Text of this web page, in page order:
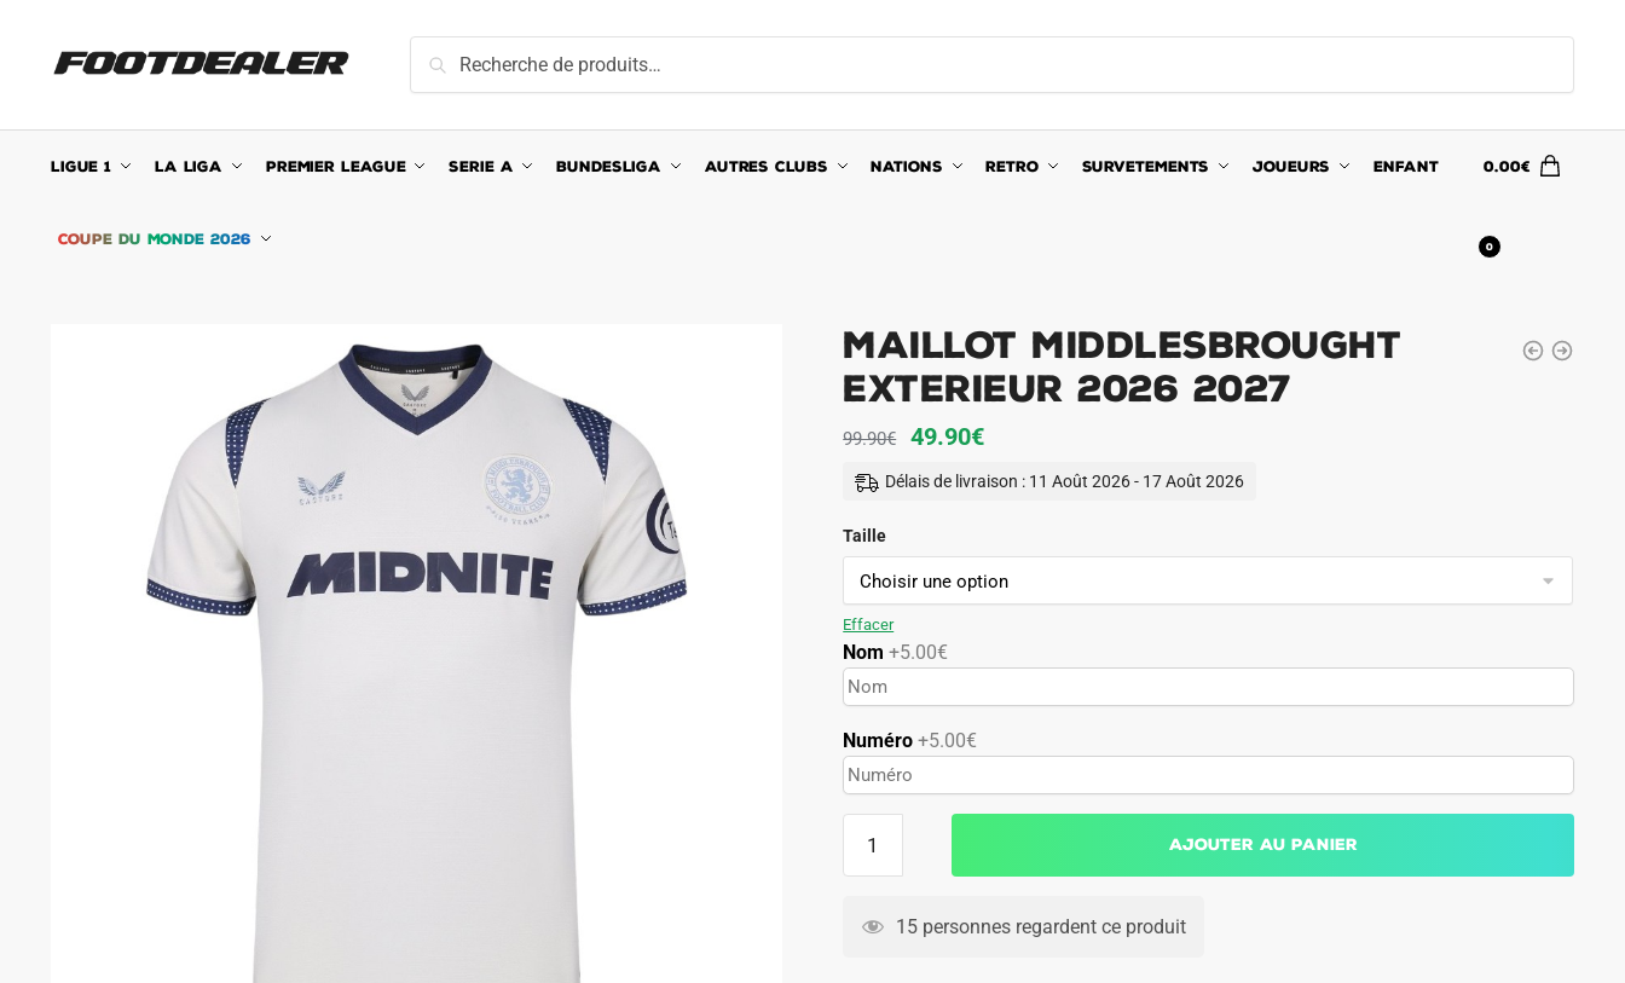
navigation
content
pour :
Recherche
LIGUE 1 LA LIGA PREMIER LEAGUE SERIE A BUNDESLIGA AUTRES CLUBS NATIONS RETRO SURVETEMENTS JOUEURS ENFANT
COUPE DU MONDE 2026
0.00€
0
Maillot Middlesbrought
Exterieur 2026 2027
99.90€
Le
prix
99.90€.
49.90€Le
prix
49.90€.
Délais de livraison : 11 Août 2026 - 17 Août 2026
Taille
Effacer
Nom +5.00€
Numéro+5.00€
Middlesbrought
Ajouter au panier
15 personnes regardent ce produit